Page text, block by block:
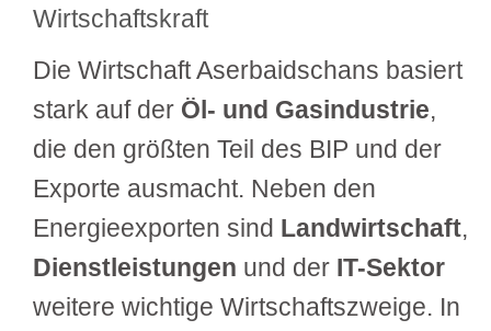
Wirtschaftskraft
Die Wirtschaft Aserbaidschans basiert
stark auf der Öl- und Gasindustrie,
die den größten Teil des BIP und der
Exporte ausmacht. Neben den
Energieexporten sind Landwirtschaft,
Dienstleistungen und der IT-Sektor
weitere wichtige Wirtschaftszweige. In